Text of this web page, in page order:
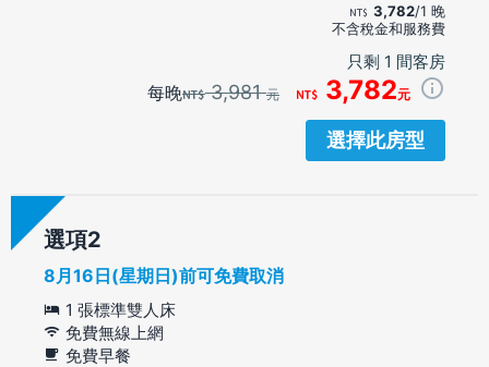
3,782/1 晚
不含稅金和服務費
只剩 1 間客房
每晚 3,981元 3,782元
選擇此房型
選項
8月16日(星期日)前可免費取消
1 張標準雙人床
免費無線上網
免費早餐